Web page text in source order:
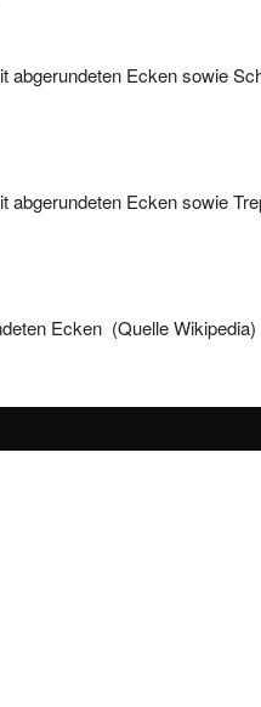
Ecken sowie
Ecken sowie
Ecken (Quelle Wikipedia)